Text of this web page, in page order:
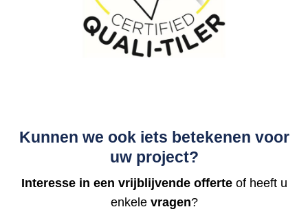
Kunnen we ook iets betekenen voor
uw project?
Interesse in een vrijblijvende offerte of heeft u
enkelevragen?